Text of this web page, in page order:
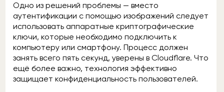
Одно из решений проблемы — вместо
аутентификации с помощью изображений следует
использовать аппаратные криптографические
ключи, которые необходимо подключить к
компьютеру или смартфону. Процесс должен
занять всего пять секунд, уверены в Cloudflare. Что
ещё более важно, технология эффективно
защищает конфиденциальность пользователей.